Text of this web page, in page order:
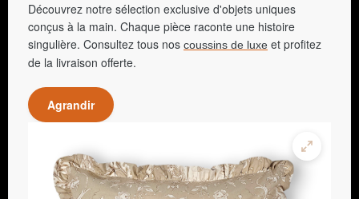
Découvrez notre sélection exclusive d'objets uniques
conçus à la main. Chaque pièce raconte une histoire
singulière. Consultez tous nos coussins de luxe et profitez
de la livraison offerte.
Agrandir